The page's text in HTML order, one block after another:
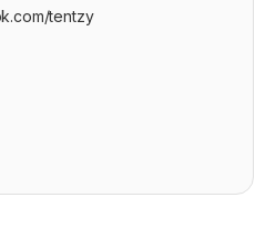
tentzy